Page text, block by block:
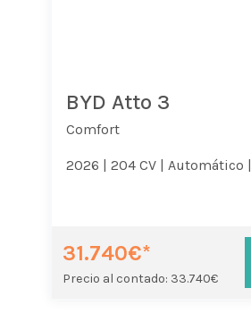
BYD Atto 3
Comfort
2026 | 204 CV | Automático |
31.740€*
Precio al contado: 33.740€